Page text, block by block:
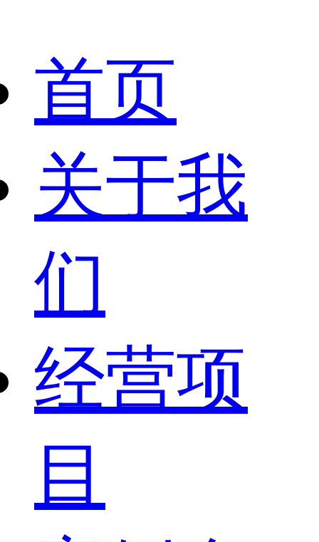
首页
关于我
们
经营项
目